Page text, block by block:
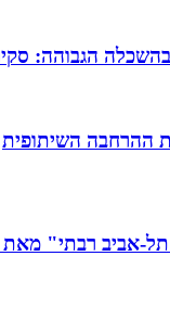
בהשכלה הגבוהה:
ההרחבה השיתופית
אביב רבתי" מאת